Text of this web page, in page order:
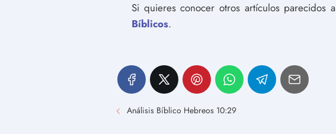
Si quieres conocer otros artículos parecidos a
Bíblicos.
Análisis Bíblico Hebreos 10:29